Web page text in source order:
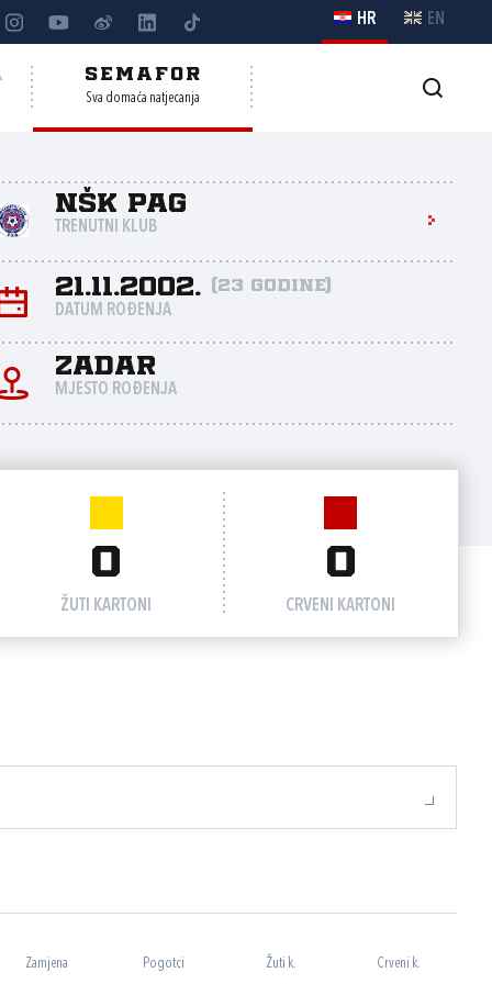
HR EN
SEMAFOR
Sva domaća natjecanja
NŠK Pag
TRENUTNI KLUB
21.11.2002. (23 godine)
DATUM ROĐENJA
Zadar
MJESTO ROĐENJA
0
ŽUTI KARTONI
0
CRVENI KARTONI
Zamjena Pogotci Žuti k. Crveni k.